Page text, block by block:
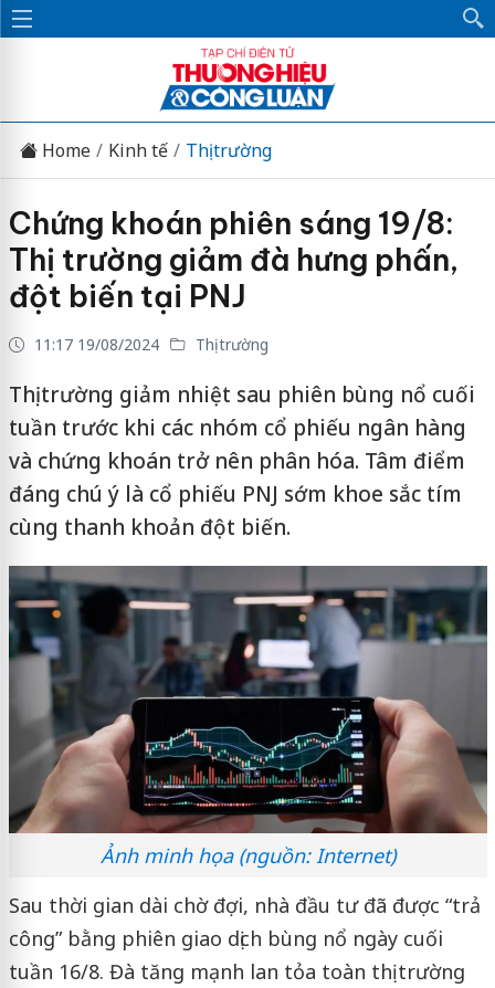
Home Kinh tế Thị trường
Chứng khoán phiên sáng 19/8:
Thị trường giảm đà hưng phấn,
đột biến tại PNJ
11:17 19/08/2024 Thị trường
Thị trường giảm nhiệt sau phiên bùng nổ cuối
tuần trước khi các nhóm cổ phiếu ngân hàng
và chứng khoán trở nên phân hóa. Tâm điểm
đáng chú ý là cổ phiếu PNJ sớm khoe sắc tím
cùng thanh khoản đột biến.
Ảnh minh họa (nguồn: Internet)
Sau thời gian dài chờ đợi, nhà đầu tư đã được “trả
công” bằng phiên giao dịch bùng nổ ngày cuối
tuần 16/8. Đà tăng mạnh lan tỏa toàn thị trường